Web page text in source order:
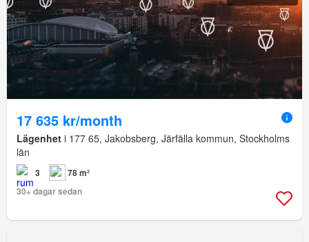
17 635 kr/month
Lägenhet i 177 65, Jakobsberg, Järfälla kommun, Stockholms
län
3
78 m²
30+ dagar sedan